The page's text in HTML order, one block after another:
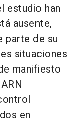
estudio han
ausente,
parte de su
situaciones
manifiesto
en